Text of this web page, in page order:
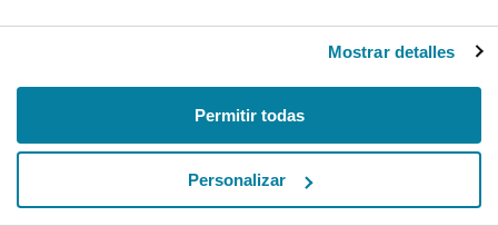
proporcionado o que hayan recopilado a partir del uso que haya
Mostrar detalles
Permitir todas
Personalizar
Actualiza la página para continuar.
Actualizar